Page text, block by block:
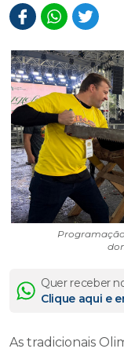
Quer receber
Clique aqui e
As tradicionais